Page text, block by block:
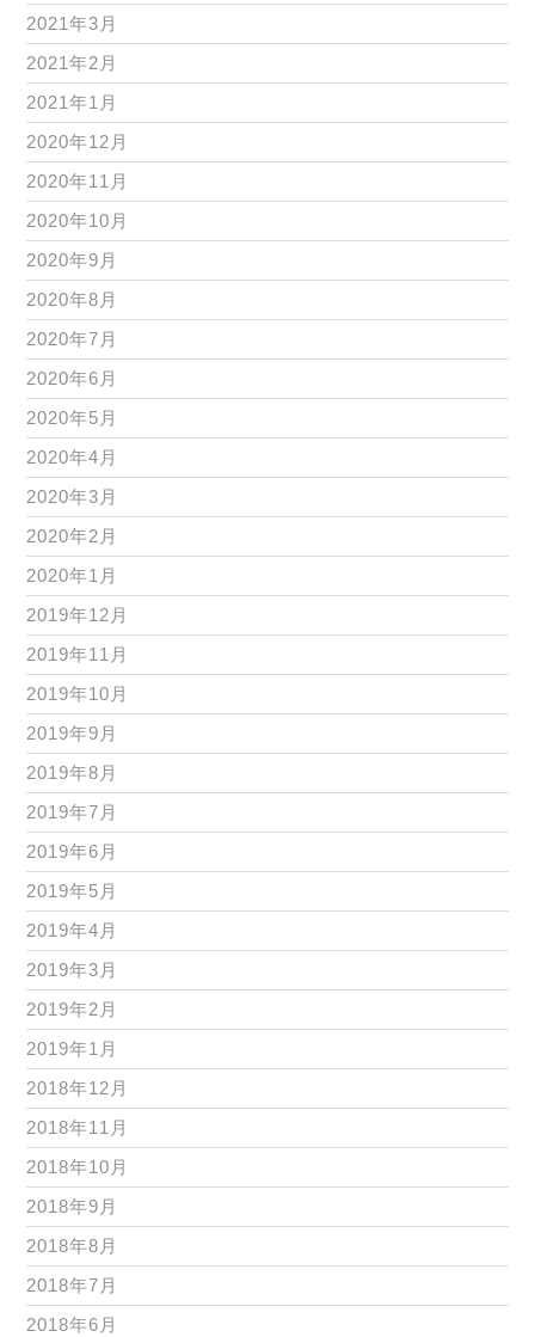
2021年3月
2021年2月
2021年1月
2020年12月
2020年11月
2020年10月
2020年9月
2020年8月
2020年7月
2020年6月
2020年5月
2020年4月
2020年3月
2020年2月
2020年1月
2019年12月
2019年11月
2019年10月
2019年9月
2019年8月
2019年7月
2019年6月
2019年5月
2019年4月
2019年3月
2019年2月
2019年1月
2018年12月
2018年11月
2018年10月
2018年9月
2018年8月
2018年7月
2018年6月